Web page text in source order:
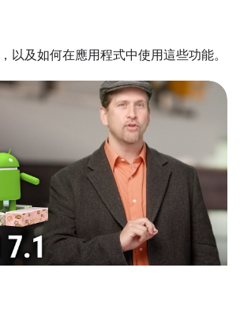
以及如何在應用程式中使用這些功能。